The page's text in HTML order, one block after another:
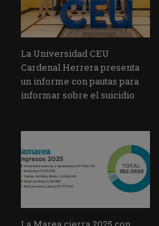
La Universidad CEU
Cardenal Herrera presenta
un informe con pautas para
informar sobre el suicidio